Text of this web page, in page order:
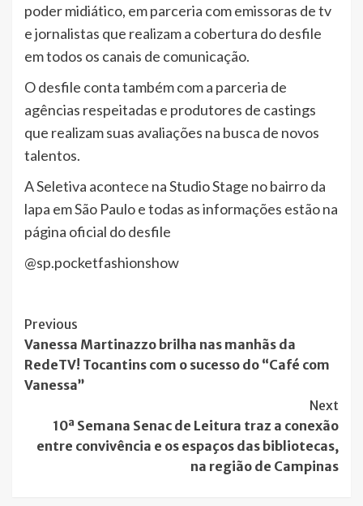
poder midiático, em parceria com emissoras de tv
e jornalistas que realizam a cobertura do desfile
em todos os canais de comunicação.
O desfile conta também com a parceria de
agências respeitadas e produtores de castings
que realizam suas avaliações na busca de novos
talentos.
A Seletiva acontece na Studio Stage no bairro da
lapa em São Paulo e todas as informações estão na
página oficial do desfile
@sp.pocketfashionshow
Post
Navigation
Previous
Vanessa Martinazzo brilha nas manhãs da
RedeTV! Tocantins com o sucesso do “Café com
Vanessa”
Next
10ª Semana Senac de Leitura traz a conexão
entre convivência e os espaços das bibliotecas,
na região de Campinas